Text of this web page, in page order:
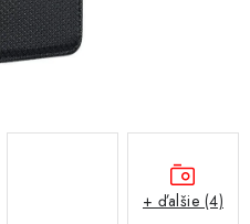
+ ďalšie (4)